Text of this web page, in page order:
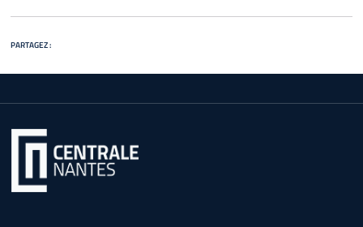
PARTAGEZ :